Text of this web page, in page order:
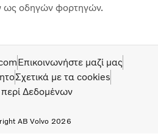
ως οδηγών φορτηγών.
AB Volvo 2026
Επικοινωνήστε μαζί μας
Σχετικά με τα cookies
Δεδομένων